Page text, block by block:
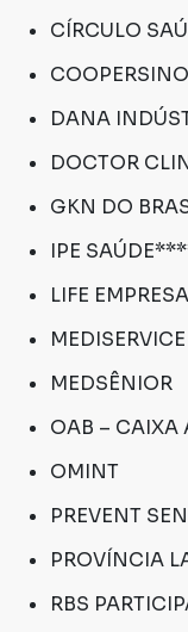
CÍRCULO
DANA
DOCTOR
GKN DO
IPE
LIFE
MEDISERVICE
MEDSÊNIOR
OAB – CAIXA
OMINT
PREVENT
PROVÍNCIA
RBS